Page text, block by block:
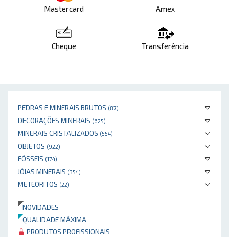
PEDRAS E MINERAIS BRUTOS (87)
DECORAÇÕES MINERAIS (625)
MINERAIS CRISTALIZADOS (554)
OBJETOS (922)
FÓSSEIS (174)
JÓIAS MINERAIS (354)
METEORITOS (22)
NOVIDADES
QUALIDADE MÁXIMA
PRODUTOS PROFISSIONAIS
Mastercard Amex
Cheque Transferência